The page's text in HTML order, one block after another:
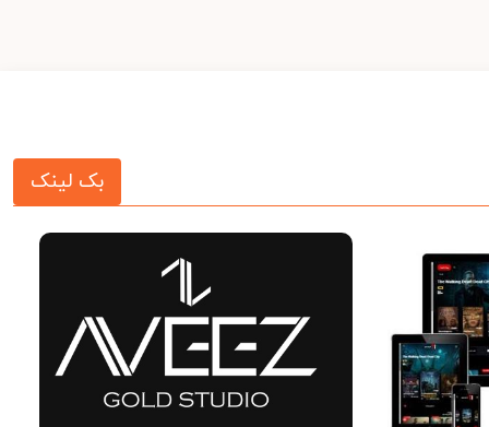
بک لینک